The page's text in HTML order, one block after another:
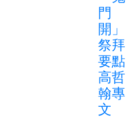
門
開」
祭拜
要點
高哲
翰專
文